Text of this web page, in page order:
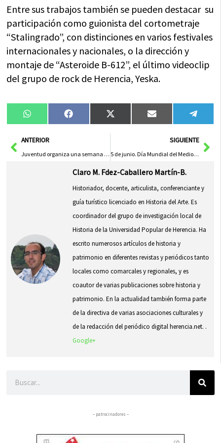
Entre sus trabajos también se pueden destacar su
participación como guionista del cortometraje
“Stalingrado”, con distinciones en varios festivales
internacionales y nacionales, o la dirección y
montaje de “Asteroide B-612”, el último videoclip
del grupo de rock de Herencia, Yeska.
Compartir
en
WhatsAppCompartir
en
FacebookCompartir
en
X
(Twitter)
Compartir
en
Email
en
AntANTERIOR
Juventud organiza una semana tecnológica de innovación y diversión
SIGUIENTE
5 de junio. Día Mundial del Medioambiente
Claro M. Fdez-Caballero Martín-B.
Historiador, docente, articulista, conferenciante y
guía turístico licenciado en Historia del Arte. Es
coordinador del grupo de investigación local de
Historia de la Universidad Popular de Herencia. Ha
escrito numerosos artículos de historia y
patrimonio en diferentes revistas y periódicos tanto
locales como comarcales y regionales, y es
coautor de varias publicaciones sobre historia y
patrimonio. En la actualidad también forma parte
de la directiva de varias asociaciones culturales y
de la redacción del periódico digital herencia.net. .
Google+
– patrocinadores –